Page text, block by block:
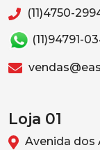
(11)4750-
(11)94791-
Loja 01
Avenida dos